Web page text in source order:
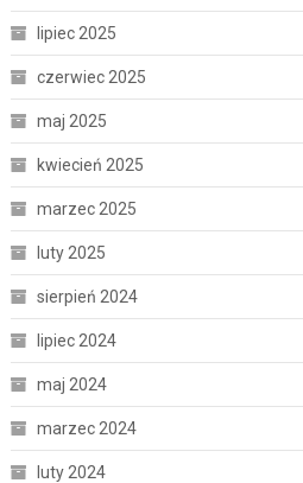
lipiec 2025
czerwiec 2025
maj 2025
kwiecień 2025
marzec 2025
luty 2025
sierpień 2024
lipiec 2024
maj 2024
marzec 2024
luty 2024